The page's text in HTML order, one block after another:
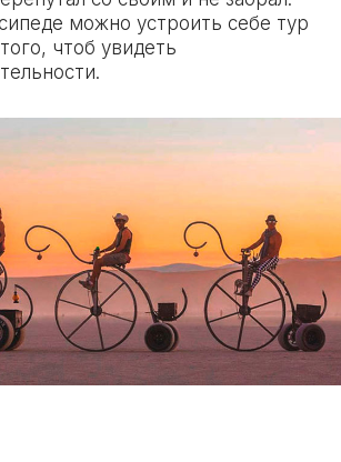
можно устроить себе тур
чтоб увидеть